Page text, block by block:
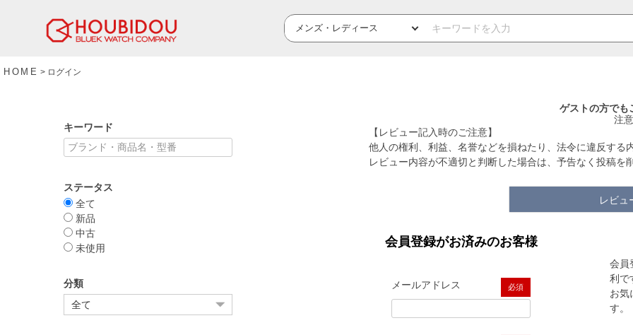
HOME ログイン
キーワード
ステータス
全て
新品
中古
未使用
分類
ゲストの方でも
注
【レビュー記入時のご注意】
他人の権利、利益、名誉などを損ねたり、法令に違反す
レビュー内容が不適切と判断した場合は、予告なく投稿を
レビュ
会員登録がお済みのお客様
メールアドレス
(必須)
会員
利で
お気
す。